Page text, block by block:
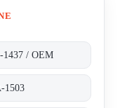
1437 / OEM
1503